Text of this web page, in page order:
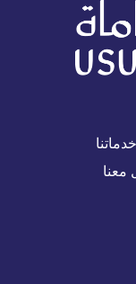
خدماتنا
معنا